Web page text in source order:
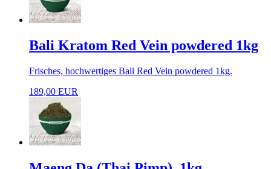
Bali Kratom Red Vein powdered 1kg
Frisches, hochwertiges Bali Red Vein powdered 1kg.
189,00 EUR